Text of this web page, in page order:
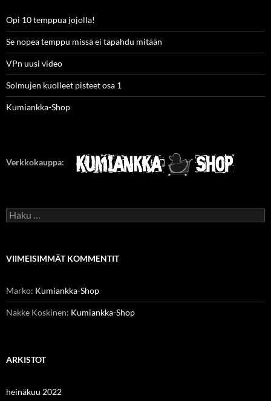
Opi 10 temppua jojolla!
Se nopea temppu missä ei tapahdu mitään
VPn uusi video
Solmujen kuolleet pisteet osa 1
Kumiankka-Shop
Verkkokauppa:
Haku:
VIIMEISIMMÄT KOMMENTIT
Marko: Kumiankka-Shop
Nakke Koskinen: Kumiankka-Shop
ARKISTOT
heinäkuu 2022